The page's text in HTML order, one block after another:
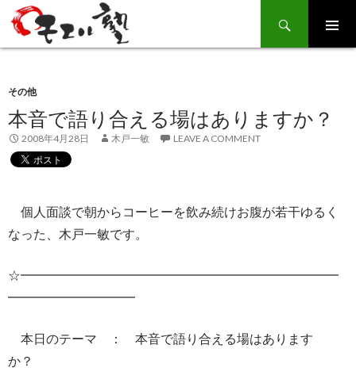
Search
SKIP
TO
その他
本音で語り合える場はありますか？
2008年4月28日 木戸一敏 LEAVE A COMMENT
個人面談で朝からコーヒーを飲み続けお腹が若干ゆるく
なった、木戸一敏です。
☆━━━━━━━━━━━━━━━━━━━━━━━━━
━━━━━━━━━━
本日のテーマ ： 本音で語り合える場はあります
か？